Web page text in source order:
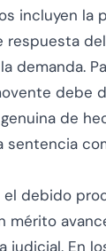
incluyen la
respuesta
demanda.
debe
de
sentencia
debido
mérito
judicial. En